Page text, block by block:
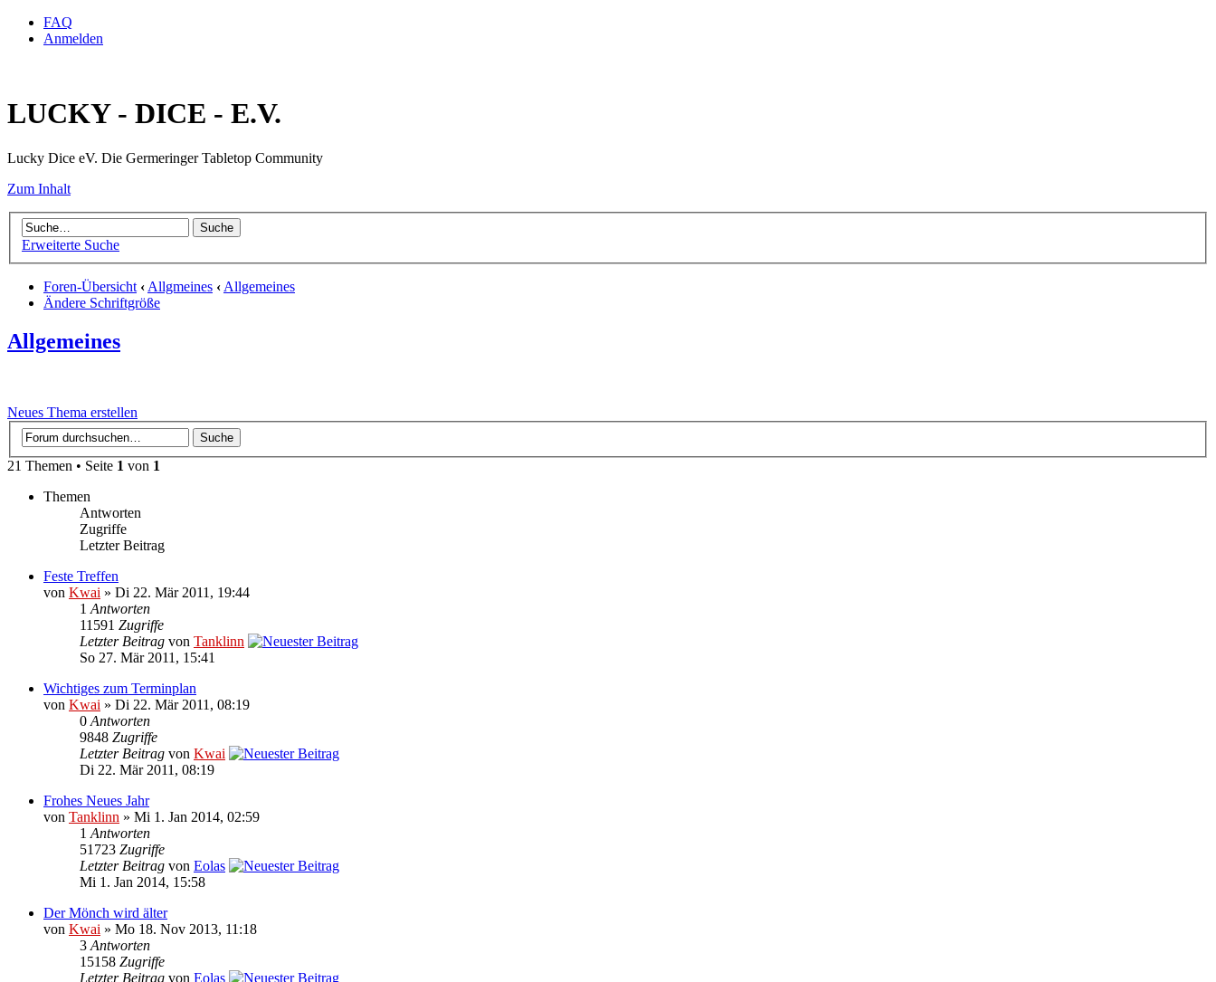
FAQ
Anmelden
LUCKY - DICE - E.V.
Lucky Dice eV. Die Germeringer Tabletop Community
Zum Inhalt
Erweiterte Suche
Foren-Übersicht ‹Allgmeines ‹Allgemeines
Ändere Schriftgröße
Allgemeines
Neues Thema erstellen
21 Themen • Seite 1 von 1
Themen
Antworten
Zugriffe
Letzter Beitrag
Feste Treffen
von Kwai » Di 22. Mär 2011, 19:44
1 Antworten
11591 Zugriffe
Letzter Beitrag von Tanklinn
So 27. Mär 2011, 15:41
Wichtiges zum Terminplan
von Kwai » Di 22. Mär 2011, 08:19
0 Antworten
9848 Zugriffe
Letzter Beitrag von Kwai
Di 22. Mär 2011, 08:19
Frohes Neues Jahr
von Tanklinn » Mi 1. Jan 2014, 02:59
1 Antworten
51723 Zugriffe
Letzter Beitrag von Eolas
Mi 1. Jan 2014, 15:58
Der Mönch wird älter
von Kwai » Mo 18. Nov 2013, 11:18
3 Antworten
15158 Zugriffe
Letzter Beitrag von Eolas